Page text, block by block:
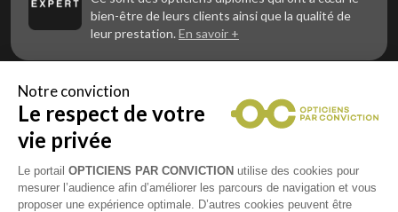
bien-être de leurs clients ainsi que la qualité de
leur prestation.En savoir +
Vous êtes un professionnel de la vue et
vous souhaitez nous rejoindre ?
Contactez Alliance Optic, la centrale d’achats et
d’accompagnement des opticiens indépendants
Notre conviction
Le respect de votre
vie privée
Le portail OPTICIENS PAR CONVICTION utilise des cookies pour
mesurer l’audience afin d’améliorer les parcours de navigation et vous
proposer une expérience optimale. D’autres cookies peuvent être